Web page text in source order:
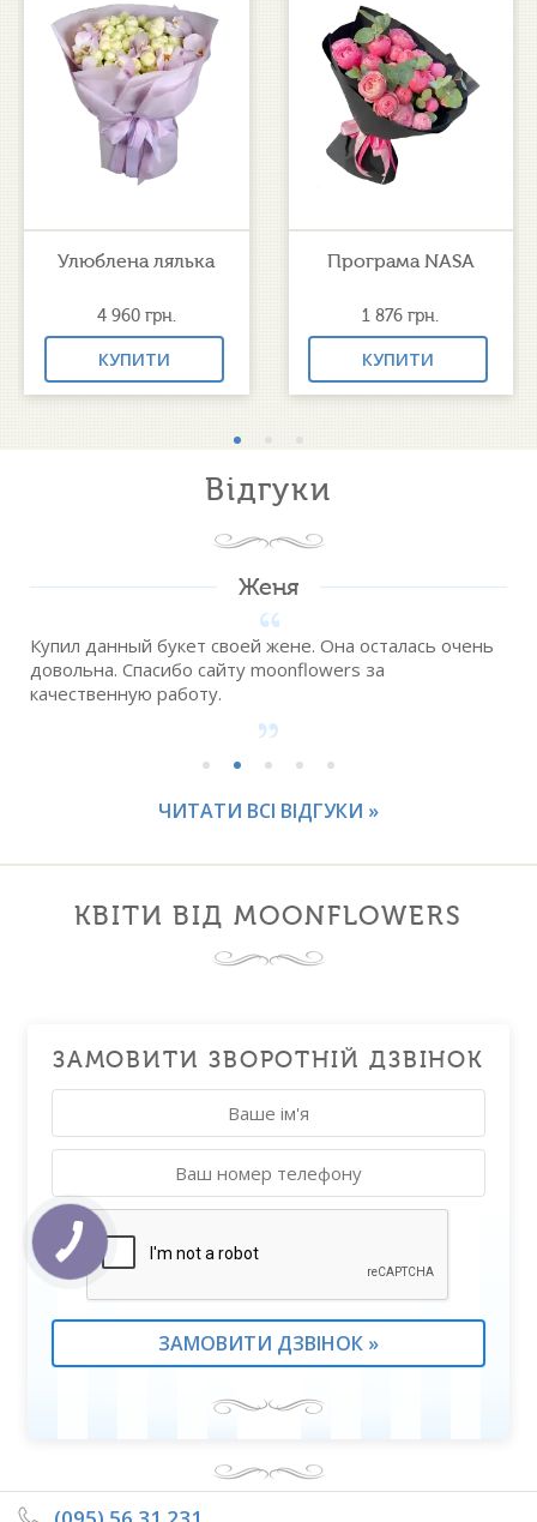
Улюблена лялька
4 960 грн.
КУПИТИ
Програма NASA
1 876грн.
КУПИТИ
Відгуки
Женя
Купил данный букет своей жене. Она осталась очень
довольна. Спасибо сайту moonflowers за
качественную работу.
ЧИТАТИ ВСІ ВІДГУКИ »
КВІТИ ВІД MOONFLOWERS
ЗАМОВИТИ ЗВОРОТНІЙ ДЗВІНОК